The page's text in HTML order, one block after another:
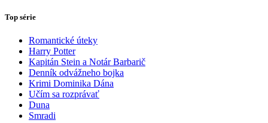
Top série
Romantické úteky
Harry Potter
Kapitán Stein a Notár Barbarič
Denník odvážneho bojka
Krimi Dominika Dána
Učím sa rozprávať
Duna
Smradi